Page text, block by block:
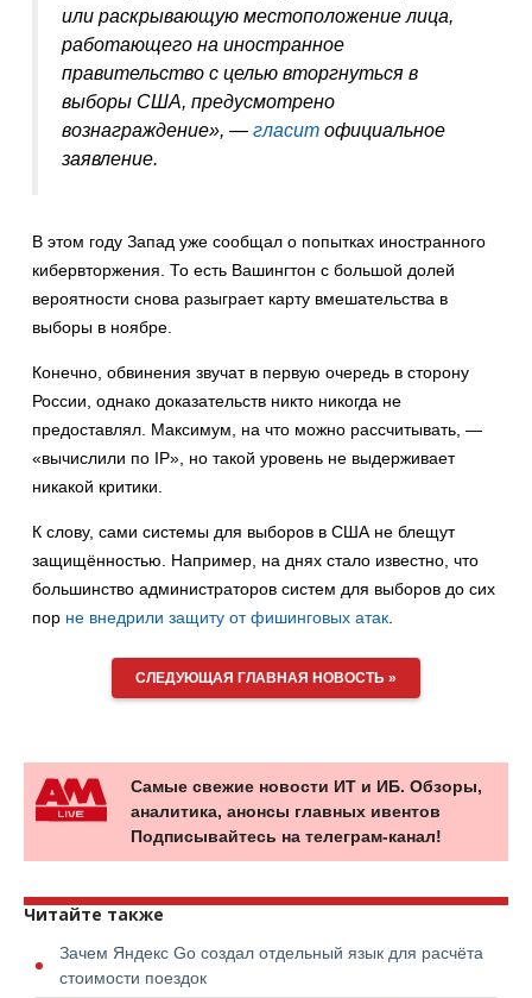
или раскрывающую местоположение лица,
работающего на иностранное
правительство с целью вторгнуться в
выборы США, предусмотрено
вознаграждение», — гласит официальное
заявление.
В этом году Запад уже сообщал о попытках иностранного
кибервторжения. То есть Вашингтон с большой долей
вероятности снова разыграет карту вмешательства в
выборы в ноябре.
Конечно, обвинения звучат в первую очередь в сторону
России, однако доказательств никто никогда не
предоставлял. Максимум, на что можно рассчитывать, —
«вычислили по IP», но такой уровень не выдерживает
никакой критики.
К слову, сами системы для выборов в США не блещут
защищённостью. Например, на днях стало известно, что
большинство администраторов систем для выборов до сих
пор не внедрили защиту от фишинговых атак
СЛЕДУЮЩАЯ ГЛАВНАЯ НОВОСТЬ »
Самые свежие новости ИТ и ИБ. Обзоры,
аналитика, анонсы главных ивентов
Подписывайтесь на телеграм-канал!
Читайте также
Зачем Яндекс Go создал отдельный язык для расчёта
стоимости поездок